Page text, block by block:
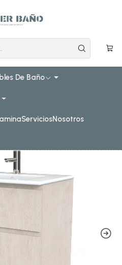
De Baño
ServiciosNosotros
simple de loza 60 cm
cm con cubierta de loza M2-